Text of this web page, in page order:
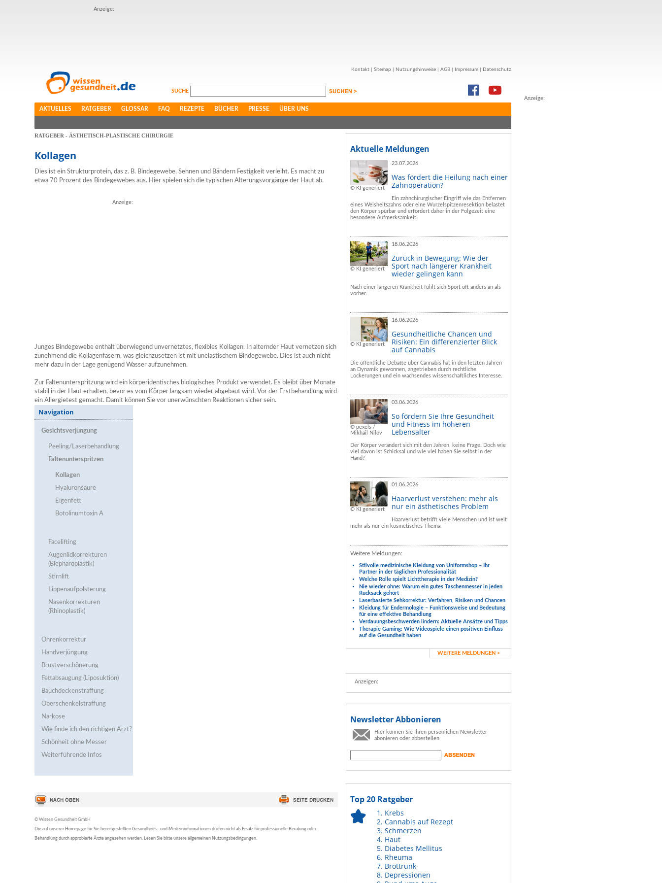
Anzeige:
Anzeige:
Kontakt Sitemap Nutzungshinweise AGB Impressum Datenschutz
SUCHE
AKTUELLES RATGEBER GLOSSAR FAQ REZEPTE BÜCHER PRESSE ÜBER UNS
RATGEBER - ÄSTHETISCH-PLASTISCHE CHIRURGIE
Kollagen
Dies ist ein Strukturprotein, das z. B. Bindegewebe, Sehnen und Bändern Festigkeit verleiht. Es macht zu
etwa 70 Prozent des Bindegewebes aus. Hier spielen sich die typischen Alterungsvorgänge der Haut ab.
Anzeige:
Junges Bindegewebe enthält überwiegend unvernetztes, flexibles Kollagen. In alternder Haut vernetzen sich
zunehmend die Kollagenfasern, was gleichzusetzen ist mit unelastischem Bindegewebe. Dies ist auch nicht
mehr dazu in der Lage genügend Wasser aufzunehmen.
Zur Faltenunterspritzung wird ein körperidentisches biologisches Produkt verwendet. Es bleibt über Monate
stabil in der Haut erhalten, bevor es vom Körper langsam wieder abgebaut wird. Vor der Erstbehandlung wird
ein Allergietest gemacht. Damit können Sie vor unerwünschten Reaktionen sicher sein.
Navigation
Gesichtsverjüngung
Peeling/Laserbehandlung
Faltenunterspritzen
Kollagen
Hyaluronsäure
Eigenfett
Botolinumtoxin A
Facelifting
Augenlidkorrekturen
(Blepharoplastik)
Stirnlift
Lippenaufpolsterung
Nasenkorrekturen
(Rhinoplastik)
Ohrenkorrektur
Handverjüngung
Brustverschönerung
Fettabsaugung (Liposuktion)
Bauchdeckenstraffung
Oberschenkelstraffung
Narkose
Wie finde ich den richtigen Arzt?
Schönheit ohne Messer
Weiterführende Infos
© Wissen Gesundheit GmbH
Die auf unserer Homepage für Sie bereitgestellten Gesundheits– und Medizininformationen dürfen nicht als Ersatz für professionelle Beratung oder
Behandlung durch approbierte Ärzte angesehen werden. Lesen Sie bitte unsere allgemeinen Nutzungsbedingungen.
Aktuelle Meldungen
© KI generiert
23.07.2026
Was fördert die Heilung nach einer
Zahnoperation?
Ein zahnchirurgischer Eingriff wie das Entfernen
eines Weisheitszahns oder eine Wurzelspitzenresektion belastet
den Körper spürbar und erfordert daher in der Folgezeit eine
besondere Aufmerksamkeit.
© KI generiert
18.06.2026
Zurück in Bewegung: Wie der
Sport nach längerer Krankheit
wieder gelingen kann
Nach einer längeren Krankheit fühlt sich Sport oft anders an als
vorher.
© KI generiert
16.06.2026
Gesundheitliche Chancen und
Risiken: Ein differenzierter Blick
auf Cannabis
Die öffentliche Debatte über Cannabis hat in den letzten Jahren
an Dynamik gewonnen, angetrieben durch rechtliche
Lockerungen und ein wachsendes wissenschaftliches Interesse.
© pexels /
Mikhail Nilov
03.06.2026
So fördern Sie Ihre Gesundheit
und Fitness im höheren
Lebensalter
Der Körper verändert sich mit den Jahren, keine Frage. Doch wie
viel davon ist Schicksal und wie viel haben Sie selbst in der
Hand?
© KI generiert
01.06.2026
Haarverlust verstehen: mehr als
nur ein ästhetisches Problem
Haarverlust betrifft viele Menschen und ist weit
mehr als nur ein kosmetisches Thema.
Weitere Meldungen:
Stilvolle medizinische Kleidung von Uniformshop – Ihr
Partner in der täglichen Professionalität
Welche Rolle spielt Lichttherapie in der Medizin?
Nie wieder ohne: Warum ein gutes Taschenmesser in jeden
Rucksack gehört
Laserbasierte Sehkorrektur: Verfahren, Risiken und Chancen
Kleidung für Endermologie – Funktionsweise und Bedeutung
für eine effektive Behandlung
Verdauungsbeschwerden lindern: Aktuelle Ansätze und Tipps
Therapie Gaming: Wie Videospiele einen positiven Einfluss
auf die Gesundheit haben
WEITERE MELDUNGEN >
Anzeigen:
Newsletter Abbonieren
Hier können Sie Ihren persönlichen Newsletter
abonieren oder abbestellen
Top 20 Ratgeber
Krebs
Cannabis auf Rezept
Schmerzen
Haut
Diabetes Mellitus
Rheuma
Brottrunk
Depressionen